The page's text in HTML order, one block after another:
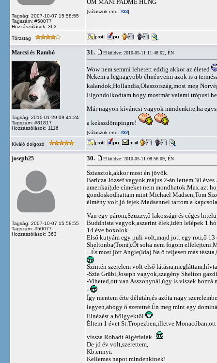
Tagság: 2007-10-07 15:58:55
Tagszám: #50077
Hozzászólások: 363
OM MANI PADME HUNG
[válaszok erre: #33]
Törzstag
Marcsi és Rambó
Tagság: 2010-01-29 09:41:24
Tagszám: #81817
Hozzászólások: 1116
31. Elküldve: 2010-05-11 11:48:02, ÉN
Wow nem semmi lehetett eddig akkor az életed
Nekem a legnagyobb élményeim azok is a
kalandok,Hollandia,Olaszország,most meg
Elgondolkodtam hogy mostmár valami trópusi
Már nagyon kíváncsi vagyok mindenkire,ha
a kekszdömpingre!
[válaszok erre: #32]
Kiváló dolgozó
joseph25
Tagság: 2007-10-07 15:58:55
Tagszám: #50077
Hozzászólások: 363
30. Elküldve: 2010-05-11 08:56:09, ÉN
Sziasztok,akkor most én jövök.
Baricza József vagyok,május 2-án lettem 30
amerikai),de címeket nem mondhatok.Max.azt
gondoskodhattam mint Michael Madsen,Tom
élmény volt,jó fejek.Madsennel tartom a
Van egy párom,Szuzzy,ő lakossági és céges
Buddhista vagyok,aszerint élek,idén lelépek 1
14 éve boxolok.
Első kutyám egy puli volt,majd jött egy roti,ő 13
Sheltonba(Tomi).Őt soha nem fogom
...És most jött Angie(Ida).Na ő teljesen más
Szintén szerelem volt első
-Szia Grübi,Joseph vagyok,szegény Shelton
-Viheted,ott van Asszonynál,úgy is viszek hozzá
-
Így mentem érte délután,és azóta nagy
legyen,ahogy ő szeretné.Én meg mint egy
Elnézést a hölgyektől
Éltem 1 évet St.Tropezben,illetve
vissza.Rohadt Algériaiak.
De jó év volt,szerettem,
Kb.ennyi.
Kellemes napot mindenkinek!